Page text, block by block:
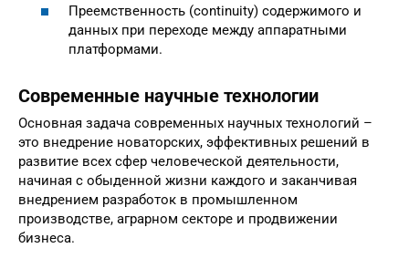
Преемственность (continuity) содержимого и
данных при переходе между аппаратными
платформами.
Современные научные технологии
Основная задача современных научных технологий –
это внедрение новаторских, эффективных решений в
развитие всех сфер человеческой деятельности,
начиная с обыденной жизни каждого и заканчивая
внедрением разработок в промышленном
производстве, аграрном секторе и продвижении
бизнеса.